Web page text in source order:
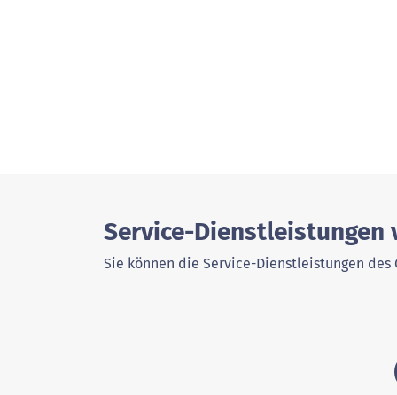
Service-Dienstleistungen
Sie können die Service-Dienstleistungen des